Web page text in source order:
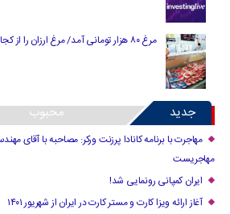
مرغ ۸۰ هزار تومانی آمد/ مرغ ارزان را از کجا بخریم؟
جدید محبوب
مهاجرت با برنامه کانادا پرزنت ورکر: مصاحبه با آقای
مهاجریست
ایران کمپانی رونمایی شد!
آغاز ارائه ویزا کارت و مستر کارت در ایران از شهریور ۱۴۰۱